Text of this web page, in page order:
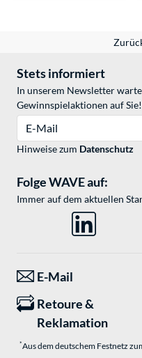
Stets informiert
In unserem Newsletter
Gewinnspielaktionen auf Sie!
Hinweise zum Datenschutz
Folge WAVE auf:
Immer auf dem aktuellen
E-Mail
Retoure &
Reklamation
*Aus dem deutschem Festnetz